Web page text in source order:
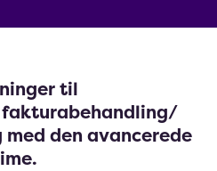
til
den avancerede